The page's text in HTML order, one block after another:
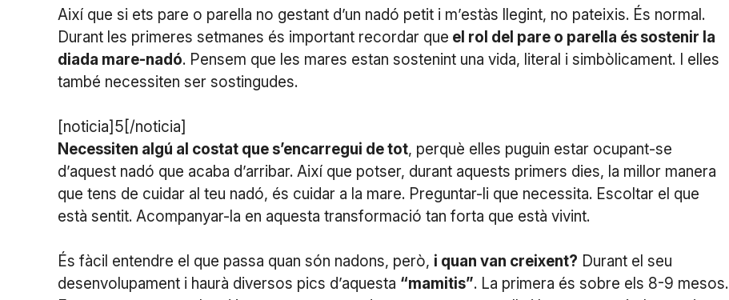
Així que si ets pare o parella no gestant d’un nadó petit i m’estàs llegint, no pateixis. És normal.
Durant les primeres setmanes és important recordar que el rol del pare o parella és sostenir la
diada mare-nadó. Pensem que les mares estan sostenint una vida, literal i simbòlicament. I elles
també necessiten ser sostingudes.
[noticia]5[/noticia]
Necessiten algú al costat que s’encarregui de tot, perquè elles puguin estar ocupant-se
d’aquest nadó que acaba d’arribar. Així que potser, durant aquests primers dies, la millor manera
que tens de cuidar al teu nadó, és cuidar a la mare. Preguntar-li que necessita. Escoltar el que
està sentit. Acompanyar-la en aquesta transformació tan forta que està vivint.
És fàcil entendre el que passa quan són nadons, però, i quan van creixent? Durant el seu
desenvolupament i haurà diversos pics d’aquesta “mamitis”. La primera és sobre els 8-9 mesos.